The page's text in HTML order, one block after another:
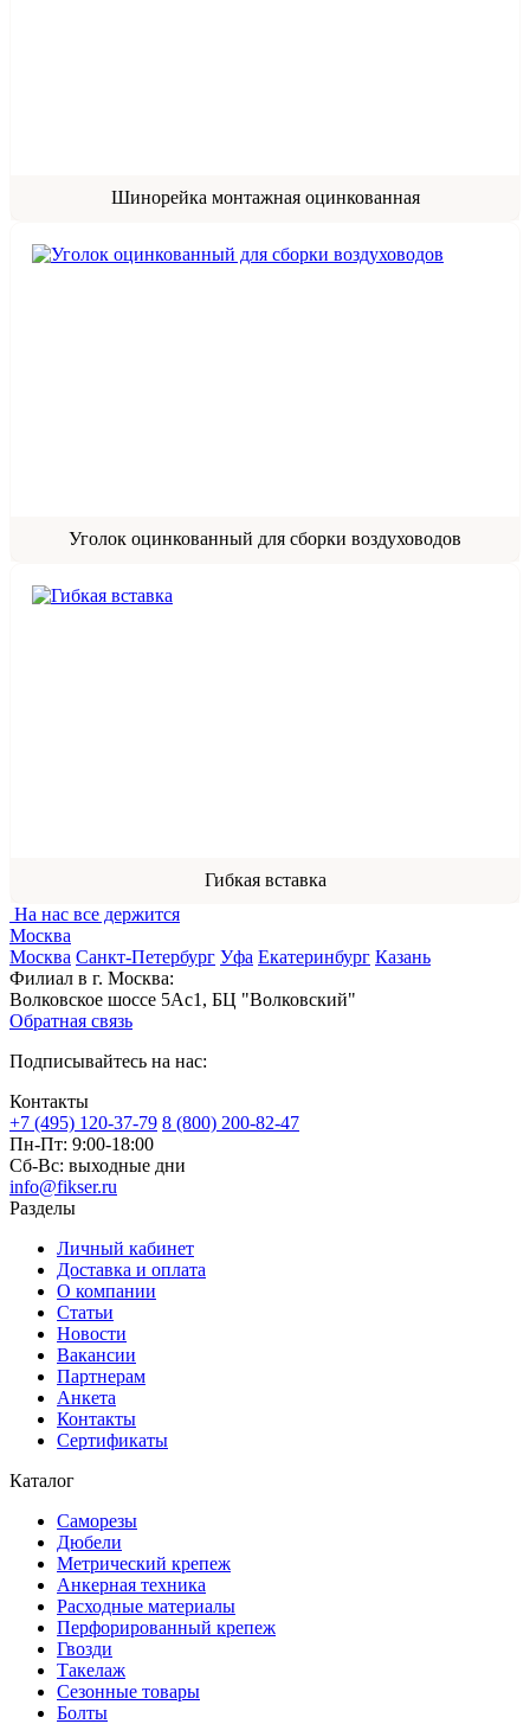
Шинорейка монтажная оцинкованная
Уголок оцинкованный для сборки воздуховодов
Гибкая вставка
На нас все держится
Москва
Москва Санкт-Петербург Уфа Екатеринбург Казань
Филиал в г. Москва:
Волковское шоссе 5Ас1, БЦ "Волковский"
Обратная связь
Подписывайтесь на нас:
Контакты
+7 (495) 120-37-79 8 (800) 200-82-47
Пн-Пт: 9:00-18:00
Сб-Вс: выходные дни
info@fikser.ru
Разделы
Личный кабинет
Доставка и оплата
О компании
Статьи
Новости
Вакансии
Партнерам
Анкета
Контакты
Сертификаты
Каталог
Саморезы
Дюбели
Метрический крепеж
Анкерная техника
Расходные материалы
Перфорированный крепеж
Гвозди
Такелаж
Сезонные товары
Болты